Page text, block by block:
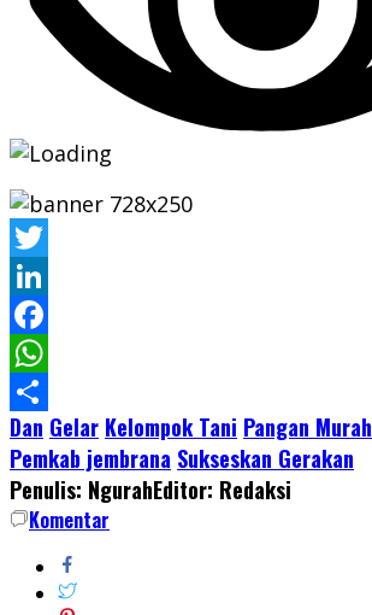
Twitter
LinkedIn
Facebook
WhatsApp
Share
Dan Gelar Kelompok Tani Pangan Murah
Pemkab jembrana Sukseskan Gerakan
Penulis: NgurahEditor: Redaksi
Komentar